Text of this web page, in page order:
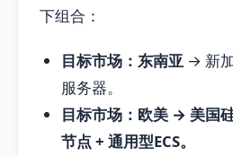
下组合：
目标市场：东南亚 → 新
服务器。
目标市场：欧美 → 美国
节点 + 通用型ECS。